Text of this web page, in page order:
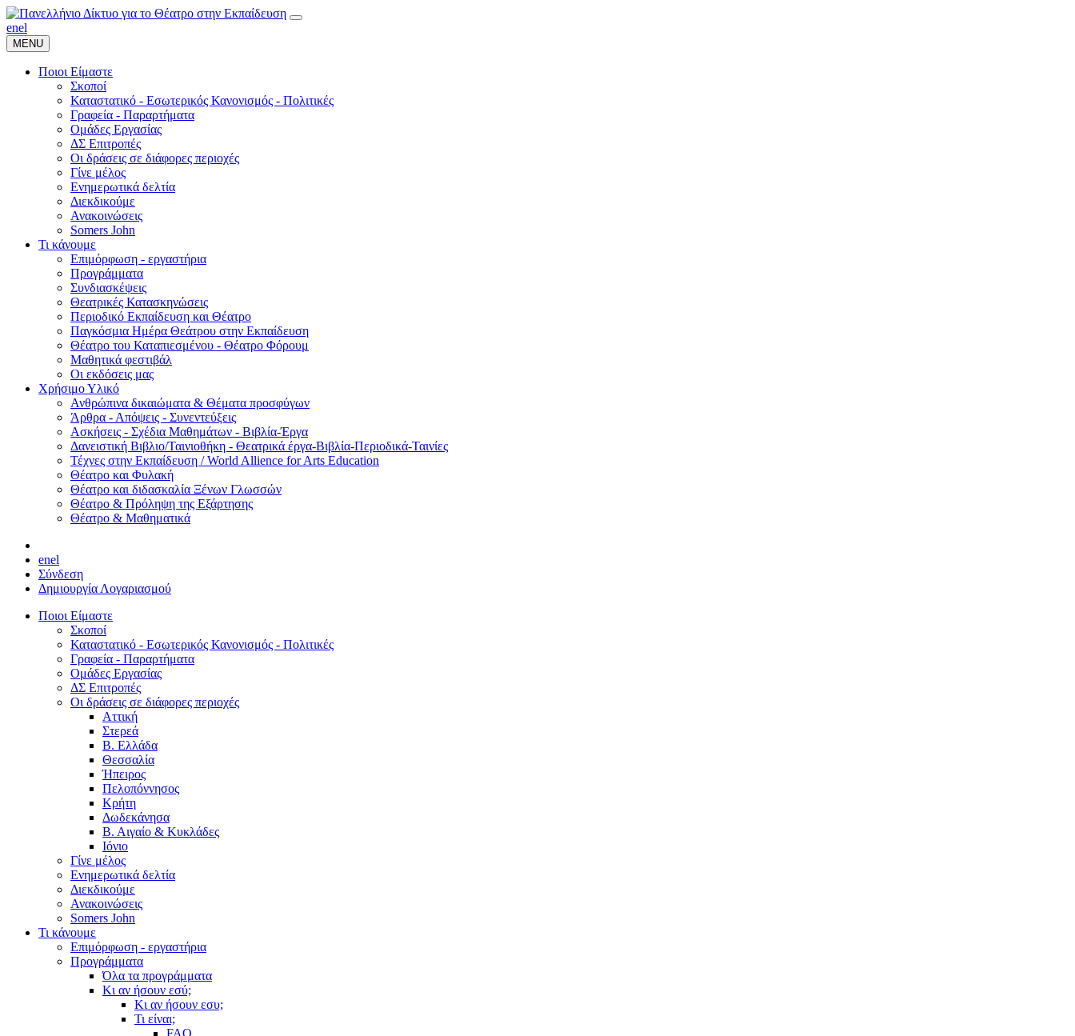
enel
MENU
Ποιοι Είμαστε
Σκοποί
Καταστατικό - Εσωτερικός Κανονισμός - Πολιτικές
Γραφεία - Παραρτήματα
Ομάδες Εργασίας
ΔΣ Επιτροπές
Οι δράσεις σε διάφορες περιοχές
Γίνε μέλος
Ενημερωτικά δελτία
Διεκδικούμε
Ανακοινώσεις
Somers John
Τι κάνουμε
Επιμόρφωση - εργαστήρια
Προγράμματα
Συνδιασκέψεις
Θεατρικές Κατασκηνώσεις
Περιοδικό Εκπαίδευση και Θέατρο
Παγκόσμια Ημέρα Θεάτρου στην Εκπαίδευση
Θέατρο του Καταπιεσμένου - Θέατρο Φόρουμ
Μαθητικά φεστιβάλ
Οι εκδόσεις μας
Χρήσιμο Υλικό
Ανθρώπινα δικαιώματα & Θέματα προσφύγων
Άρθρα - Απόψεις - Συνεντεύξεις
Ασκήσεις - Σχέδια Μαθημάτων - Βιβλία-Έργα
Δανειστική Βιβλιο/Ταινιοθήκη - Θεατρικά έργα-Βιβλία-Περιοδικά-Ταινίες
Τέχνες στην Εκπαίδευση / World Allience for Arts Education
Θέατρο και Φυλακή
Θέατρο και διδασκαλία Ξένων Γλωσσών
Θέατρο & Πρόληψη της Εξάρτησης
Θέατρο & Μαθηματικά
enel
Σύνδεση
Δημιουργία Λογαριασμού
Ποιοι Είμαστε
Σκοποί
Καταστατικό - Εσωτερικός Κανονισμός - Πολιτικές
Γραφεία - Παραρτήματα
Ομάδες Εργασίας
ΔΣ Επιτροπές
Οι δράσεις σε διάφορες περιοχές
Αττική
Στερεά
Β. Ελλάδα
Θεσσαλία
Ήπειρος
Πελοπόννησος
Κρήτη
Δωδεκάνησα
Β. Αιγαίο & Κυκλάδες
Ιόνιο
Γίνε μέλος
Ενημερωτικά δελτία
Διεκδικούμε
Ανακοινώσεις
Somers John
Τι κάνουμε
Επιμόρφωση - εργαστήρια
Προγράμματα
Όλα τα προγράμματα
Κι αν ήσουν εσύ;
Κι αν ήσουν εσυ;
Τι είναι;
FAQ